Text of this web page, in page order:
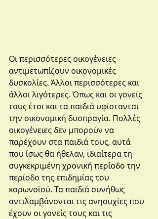
Οι περισσότερες οικογένειες
αντιμετωπίζουν οικονομικές
δυσκολίες. Άλλοι περισσότερες και
άλλοι λιγότερες. Όπως και οι γονείς
τους έτσι και τα παιδιά υφίστανται
την οικονομική δυσπραγία. Πολλές
οικογένειες δεν μπορούν να
παρέχουν στα παιδιά τους, αυτά
που ίσως θα ήθελαν, ιδιαίτερα τη
συγκεκριμένη χρονική περίοδο την
περίοδο της επιδημίας του
κορωνοϊού. Τα παιδιά συνήθως
αντιλαμβάνονται τις ανησυχίες που
έχουν οι γονείς τους και τις